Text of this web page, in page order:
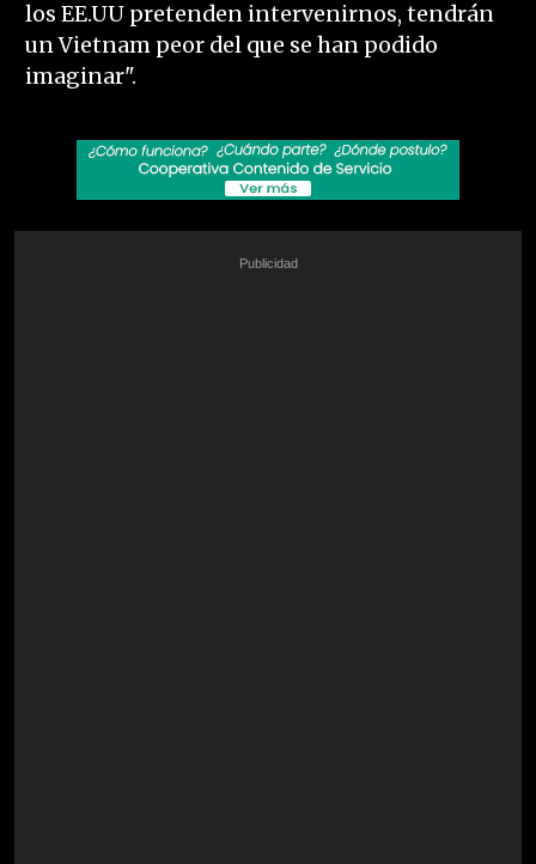
los EE.UU pretenden intervenirnos, tendrán
un Vietnam peor del que se han podido
imaginar".